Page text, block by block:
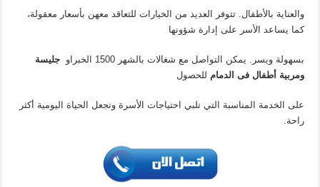
والعناية بالأطفال. تتوفر العديد من الخيارات للتعاقد معهن بأسعار معقولة،
كما يساعد الأسر على إدارة شؤونها
بسهولة ويسر. يمكن التواصل مع شغالات بالشهر 1500 الخبراو
جليسة
ومربية أطفال فى الدمام للحصول
على الخدمة المناسبة التي تلبي احتياجات الأسرة وتجعل الحياة اليومية أكثر
راحة.